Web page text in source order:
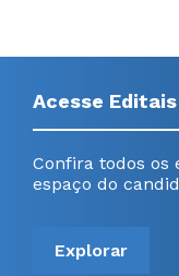
Acesse
Confira todos os
espaço do
Explorar